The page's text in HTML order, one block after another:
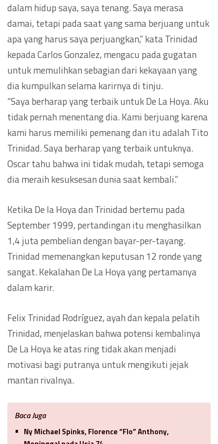
dalam hidup saya, saya tenang. Saya merasa
damai, tetapi pada saat yang sama berjuang untuk
apa yang harus saya perjuangkan,” kata Trinidad
kepada Carlos Gonzalez, mengacu pada gugatan
untuk memulihkan sebagian dari kekayaan yang
dia kumpulkan selama karirnya di tinju.
“Saya berharap yang terbaik untuk De La Hoya. Aku
tidak pernah menentang dia. Kami berjuang karena
kami harus memiliki pemenang dan itu adalah Tito
Trinidad. Saya berharap yang terbaik untuknya.
Oscar tahu bahwa ini tidak mudah, tetapi semoga
dia meraih kesuksesan dunia saat kembali.”
Ketika De la Hoya dan Trinidad bertemu pada
September 1999, pertandingan itu menghasilkan
1,4 juta pembelian dengan bayar-per-tayang.
Trinidad memenangkan keputusan 12 ronde yang
sangat. Kekalahan De La Hoya yang pertamanya
dalam karir.
Felix Trinidad Rodríguez, ayah dan kepala pelatih
Trinidad, menjelaskan bahwa potensi kembalinya
De La Hoya ke atas ring tidak akan menjadi
motivasi bagi putranya untuk mengikuti jejak
mantan rivalnya.
Baca Juga
Ny Michael Spinks, Florence “Flo” Anthony,